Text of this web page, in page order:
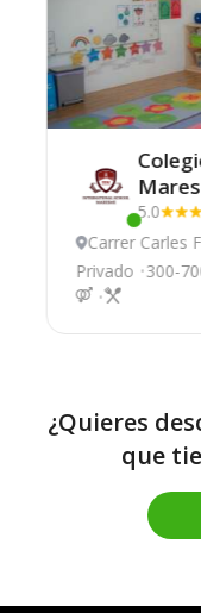
Este centro
5.0
Carrer Carles
Privado 300-
¿Quieres
que